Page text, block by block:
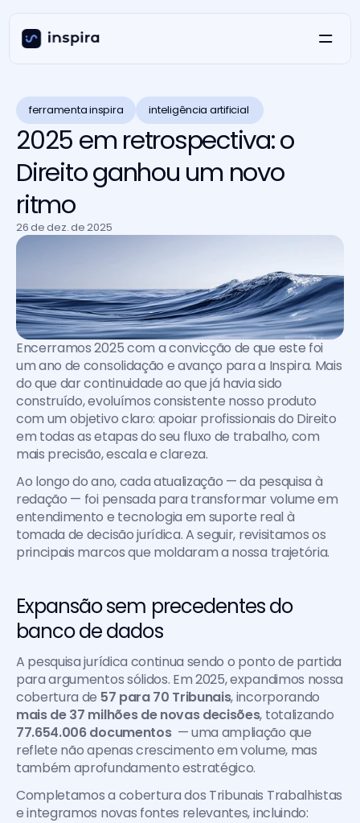
ferramenta inspira inteligência artificial
2025 em retrospectiva: o
Direito ganhou um novo
ritmo
26 de dez. de 2025
Encerramos 2025 com a convicção de que este foi
um ano de consolidação e avanço para a Inspira. Mais
do que dar continuidade ao que já havia sido
construído, evoluímos consistente nosso produto
com um objetivo claro: apoiar profissionais do Direito
em todas as etapas do seu fluxo de trabalho, com
mais precisão, escala e clareza.
Ao longo do ano, cada atualização — da pesquisa à
redação — foi pensada para transformar volume em
entendimento e tecnologia em suporte real à
tomada de decisão jurídica. A seguir, revisitamos os
principais marcos que moldaram a nossa trajetória.
Expansão sem precedentes do
banco de dados
A pesquisa jurídica continua sendo o ponto de partida
para argumentos sólidos. Em 2025, expandimos nossa
cobertura de 57 para 70 Tribunais
mais de 37 milhões de novas decisões
77.654.006 documentos — uma ampliação que
reflete não apenas crescimento em volume, mas
também aprofundamento estratégico.
Completamos a cobertura dos Tribunais Trabalhistas
e integramos novas fontes relevantes, incluindo: